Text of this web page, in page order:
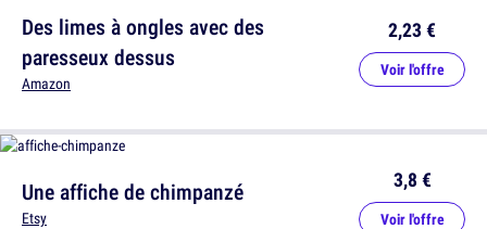
Des limes à ongles avec des
paresseux dessus
Amazon
2,23 €
Voir l'offre
Une affiche de chimpanzé
Etsy
3,8 €
Voir l'offre